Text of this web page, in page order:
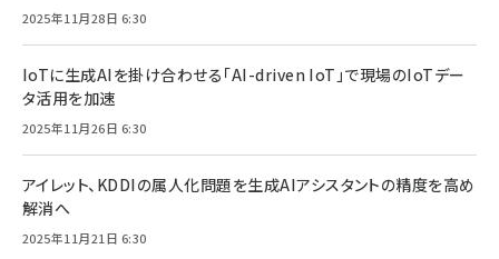
2025年11月28日 6:30
IoTに生成AIを掛け合わせる「AI-driven IoT」で現場のIoTデー
タ活用を加速
2025年11月26日 6:30
アイレット、KDDIの属人化問題を生成AIアシスタントの精度を高め
解消へ
2025年11月21日 6:30